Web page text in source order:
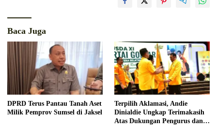
Baca Juga
DPRD Terus Pantau Tanah Aset
Milik Pemprov Sumsel di Jaksel
Terpilih Aklamasi, Andie
Dinialdie Ungkap Terimakasih
Atas Dukungan Pengurus dan